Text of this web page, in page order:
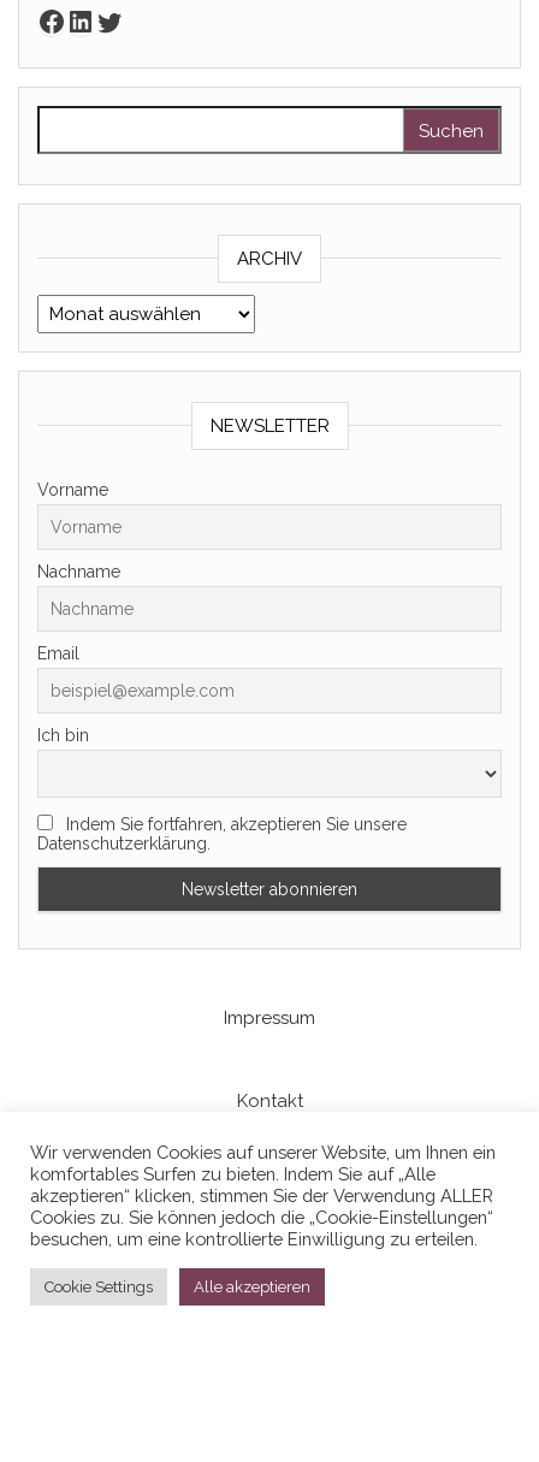
Facebook
LinkedIn
Twitter
ARCHIV
Archiv
NEWSLETTER
Vorname
Nachname
Email
Ich bin
Indem Sie fortfahren, akzeptieren Sie unsere
Datenschutzerklärung.
Impressum
Kontakt
Datenschutzerklaerung
Stolz präsentiert vonWordPress
Wir verwenden Cookies auf unserer Website, um Ihnen ein
komfortables Surfen zu bieten. Indem Sie auf „Alle
akzeptieren“ klicken, stimmen Sie der Verwendung ALLER
Cookies zu. Sie können jedoch die „Cookie-Einstellungen“
besuchen, um eine kontrollierte Einwilligung zu erteilen.
Cookie Settings Alle akzeptieren